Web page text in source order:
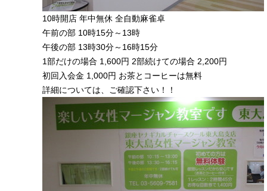
10時開店 年中無休 全自動麻雀卓
午前の部 10時15分～13時
午後の部 13時30分～16時15分
1部だけの場合 1,600円 2部続けての場合 2,200円
初回入会金 1,000円 お茶とコーヒーは無料
詳細については、ご確認下さい！！